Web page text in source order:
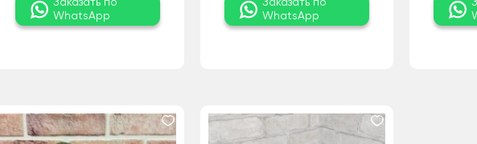
Заказать по
WhatsApp
Заказать по
WhatsApp